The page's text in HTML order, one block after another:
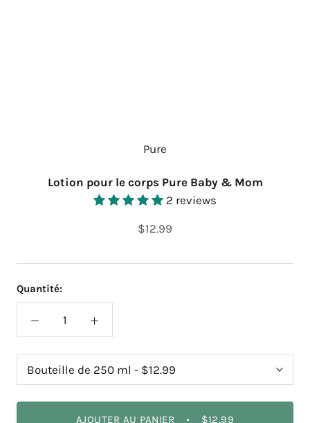
Pure
Lotion pour le corps Pure Baby & Mom
2 reviews
$12.99
Quantité:
AJOUTER AU PANIER $12.99